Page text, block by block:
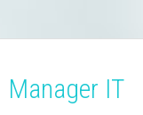
Manager IT